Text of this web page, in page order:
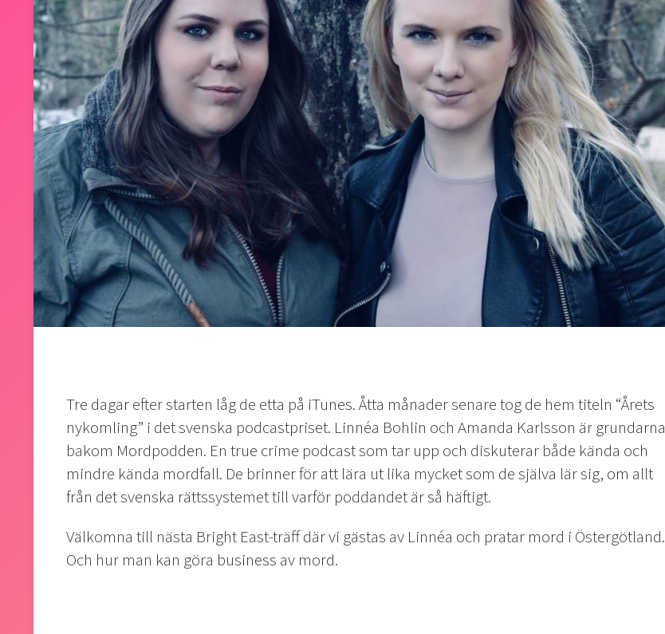
Tre dagar efter starten låg de etta på iTunes. Åtta månader senare tog de hem titeln “Årets
nykomling” i det svenska podcastpriset. Linnéa Bohlin och Amanda Karlsson är grundarna
bakom Mordpodden. En true crime podcast som tar upp och diskuterar både kända och
mindre kända mordfall. De brinner för att lära ut lika mycket som de själva lär sig, om allt
från det svenska rättssystemet till varför poddandet är så häftigt.
Välkomna till nästa Bright East-träff där vi gästas av Linnéa och pratar mord i Östergötland.
Och hur man kan göra business av mord.